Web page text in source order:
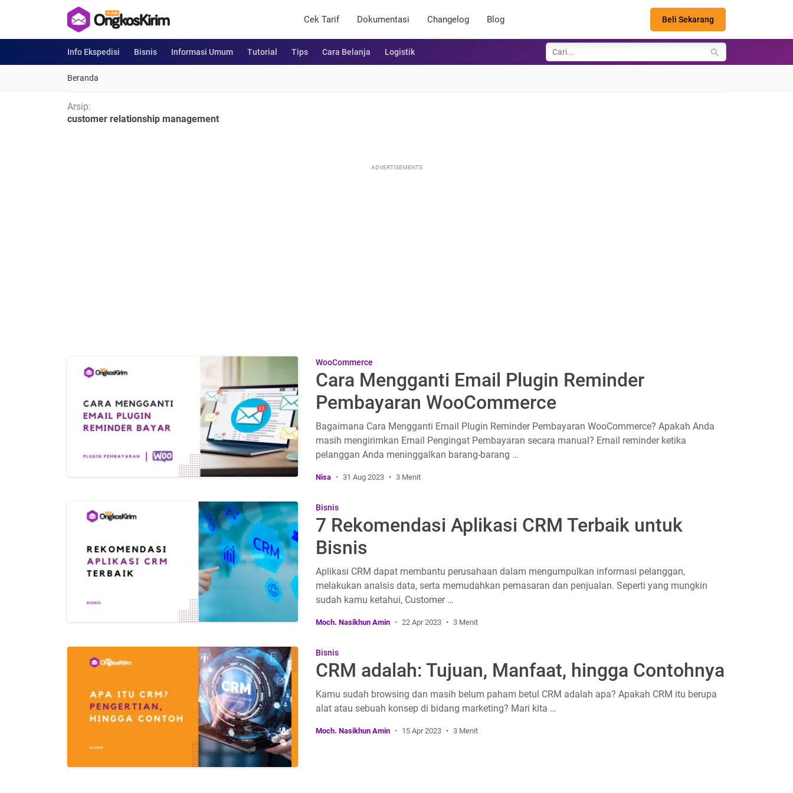
Cek Tarif Dokumentasi Changelog Blog Beli Sekarang
Info Ekspedisi Bisnis Informasi Umum Tutorial Tips Cara Belanja Logistik
Beranda
Arsip:
customer relationship management
ADVERTISEMENTS
WooCommerce
Cara Mengganti Email Plugin Reminder
Pembayaran WooCommerce
Bagaimana Cara Mengganti Email Plugin Reminder Pembayaran WooCommerce? Apakah Anda
masih mengirimkan Email Pengingat Pembayaran secara manual? Email reminder ketika
pelanggan Anda meninggalkan barang-barang …
Nisa 31 Aug 2023 3 Menit
Bisnis
7 Rekomendasi Aplikasi CRM Terbaik untuk
Bisnis
Aplikasi CRM dapat membantu perusahaan dalam mengumpulkan informasi pelanggan,
melakukan analsis data, serta memudahkan pemasaran dan penjualan. Seperti yang mungkin
sudah kamu ketahui, Customer …
Moch. Nasikhun Amin 22 Apr 2023 3 Menit
Bisnis
CRM adalah: Tujuan, Manfaat, hingga Contohnya
Kamu sudah browsing dan masih belum paham betul CRM adalah apa? Apakah CRM itu berupa
alat atau sebuah konsep di bidang marketing? Mari kita …
Moch. Nasikhun Amin 15 Apr 2023 3 Menit